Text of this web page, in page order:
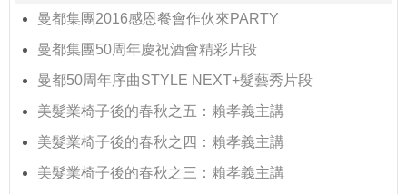
曼都集團2016感恩餐會作伙來PARTY
曼都集團50周年慶祝酒會精彩片段
曼都50周年序曲STYLE NEXT+髮藝秀片段
美髮業椅子後的春秋之五：賴孝義主講
美髮業椅子後的春秋之四：賴孝義主講
美髮業椅子後的春秋之三：賴孝義主講